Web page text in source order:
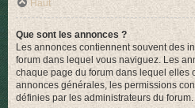
Haut
Que sont les annonces ?
Les annonces contiennent souvent des
forum dans lequel vous naviguez. Les
chaque page du forum dans lequel elles
annonces générales, les permissions
définies par les administrateurs du forum.